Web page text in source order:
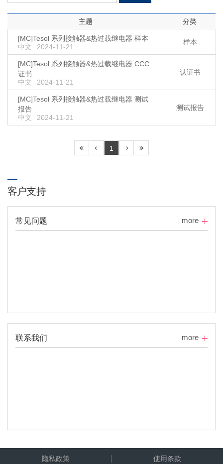
主题 分类
[MC]Tesol 系列接触器&热过载继电器 样本
中文
2024-11-21
样本
[MC]Tesol 系列接触器&热过载继电器 CCC
证书
中文
2024-11-21
认证书
[MC]Tesol 系列接触器&热过载继电器 测试
报告
中文
2024-11-21
测试报告
1
客户支持
常见问题 more
联系我们 more
隐私政策 使用条款